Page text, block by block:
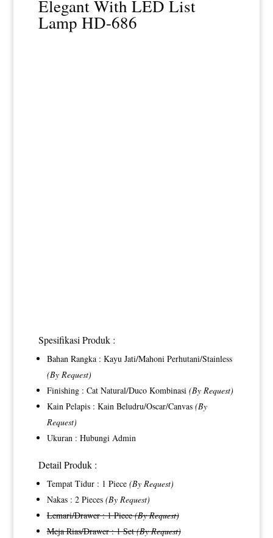
Elegant With LED List
Lamp HD-686
Spesifikasi Produk :
Bahan Rangka : Kayu Jati/Mahoni Perhutani/Stainless
(By Request)
Finishing : Cat Natural/Duco Kombinasi (By Request)
Kain Pelapis : Kain Beludru/Oscar/Canvas (By
Request)
Ukuran : Hubungi Admin
Detail Produk :
Tempat Tidur : 1 Piece (By Request)
Nakas : 2 Pieces (By Request)
Lemari/Drawer : 1 Piece(By Request)
Meja Rias/Drawer : 1 Set(By Request)